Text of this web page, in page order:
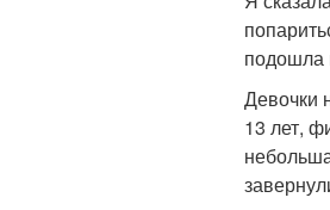
подошла
Девочки
13 лет,